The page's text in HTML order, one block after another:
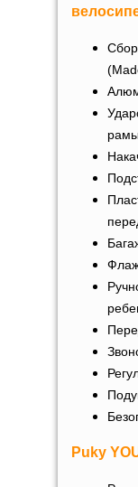
Puky